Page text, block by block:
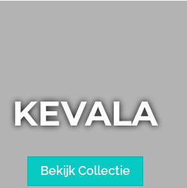
KEVALA
Bekijk Collectie